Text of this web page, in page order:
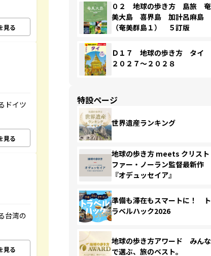
見る
ドイツ
見る
台湾の
見る
０２ 地球の歩き方 島旅 奄
美大島 喜界島 加計呂麻島
（奄美群島１） ５訂版
Ｄ１７ 地球の歩き方 タイ
２０２７～２０２８
特設ページ
世界遺産ランキング
地球の歩き方 meets クリスト
ファー・ノーラン監督最新作
『オデュッセイア』
準備も滞在もスマートに！ ト
ラベルハック2026
地球の歩き方アワード みんな
で選ぶ、旅のベスト。